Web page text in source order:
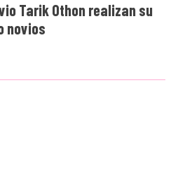
Tarik Othon realizan su
novios